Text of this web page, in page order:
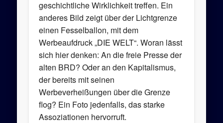
geschichtliche Wirklichkeit treffen. Ein
anderes Bild zeigt über der Lichtgrenze
einen Fesselballon, mit dem
Werbeaufdruck „DIE WELT“. Woran lässt
sich hier denken: An die freie Presse der
alten BRD? Oder an den Kapitalismus,
der bereits mit seinen
Werbeverheißungen über die Grenze
flog? Ein Foto jedenfalls, das starke
Assoziationen hervorruft.